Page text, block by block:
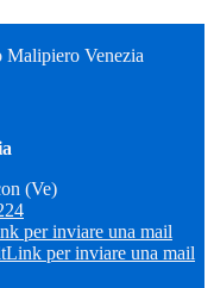
Malipiero Venezia
(Ve)
per inviare una mail
Link per inviare una mail